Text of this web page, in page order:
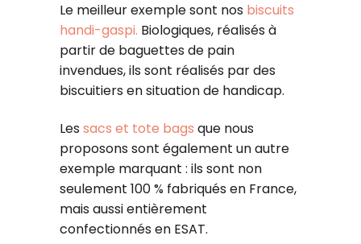
Le meilleur exemple sont nos biscuits
handi-gaspi. Biologiques, réalisés à
partir de baguettes de pain
invendues, ils sont réalisés par des
biscuitiers en situation de handicap.
Les sacs et tote bags que nous
proposons sont également un autre
exemple marquant : ils sont non
seulement 100 % fabriqués en France,
mais aussi entièrement
confectionnés en ESAT.